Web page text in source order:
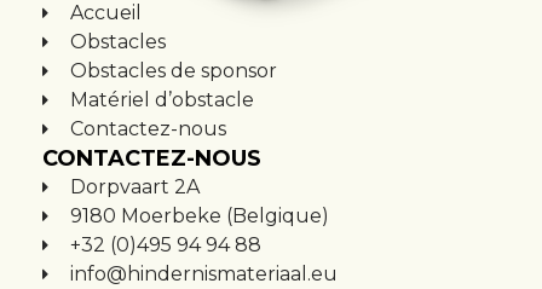
Accueil
Obstacles
Obstacles de sponsor
Matériel d’obstacle
Contactez-nous
CONTACTEZ-NOUS
Dorpvaart 2A
9180 Moerbeke (Belgique)
+32 (0)495 94 94 88
info@hindernismateriaal.eu